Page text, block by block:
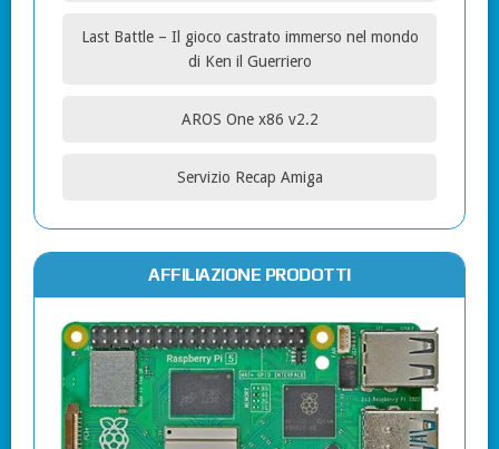
Last Battle – Il gioco castrato immerso nel mondo
di Ken il Guerriero
AROS One x86 v2.2
Servizio Recap Amiga
AFFILIAZIONE PRODOTTI